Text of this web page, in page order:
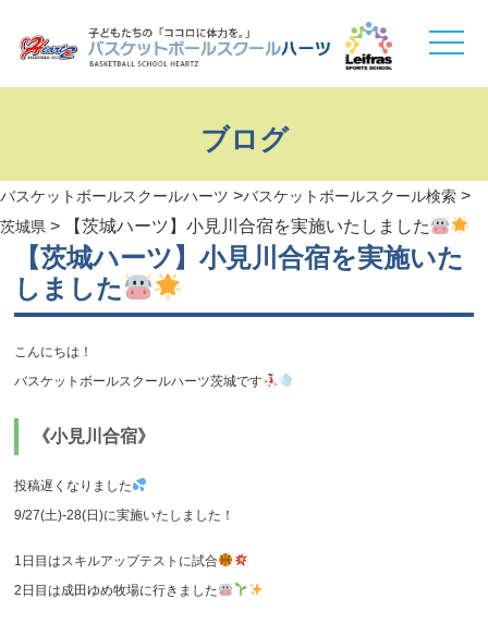
toggle
ブログ
バスケットボールスクールハーツ >バスケットボールスクール検索 >
茨城県 > 【茨城ハーツ】小見川合宿を実施いたしました
【茨城ハーツ】小見川合宿を実施いた
しました
こんにちは！
バスケットボールスクールハーツ茨城です
《小見川合宿》
投稿遅くなりました
9/27(土)-28(日)に実施いたしました！
1日目はスキルアップテストに試合
2日目は成田ゆめ牧場に行きました